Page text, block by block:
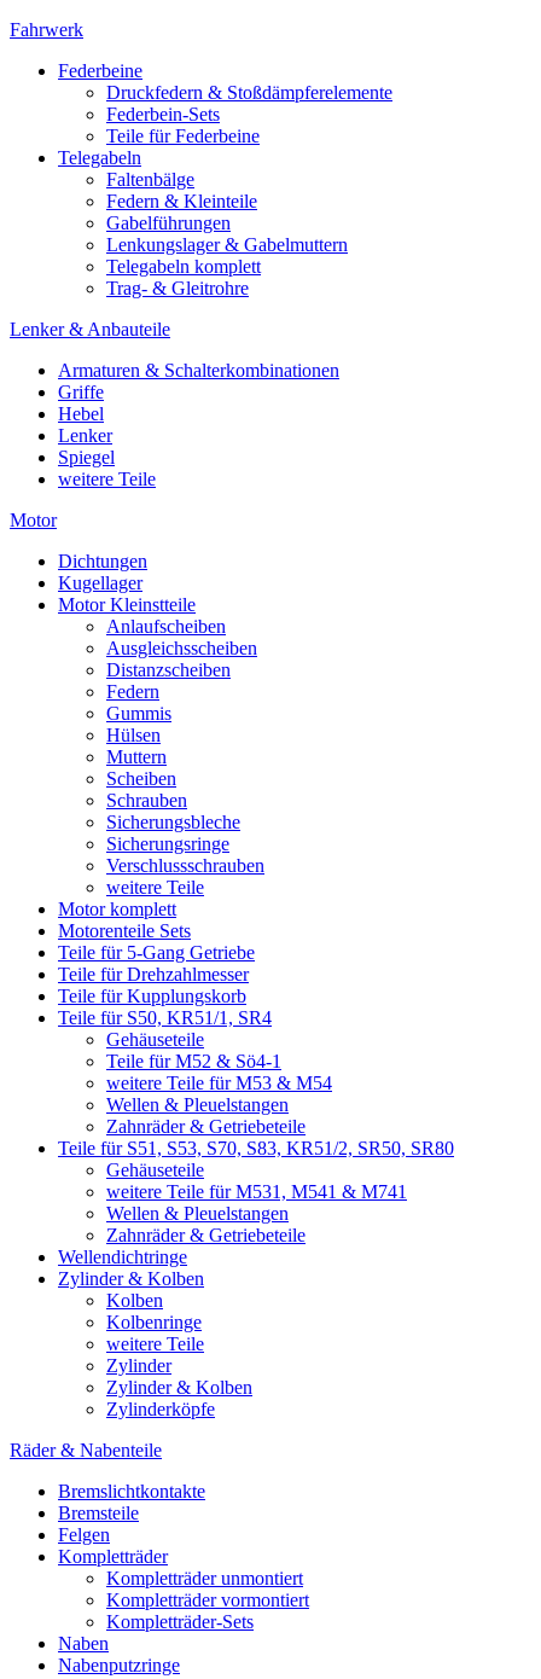
Fahrwerk
Federbeine
Druckfedern & Stoßdämpferelemente
Federbein-Sets
Teile für Federbeine
Telegabeln
Faltenbälge
Federn & Kleinteile
Gabelführungen
Lenkungslager & Gabelmuttern
Telegabeln komplett
Trag- & Gleitrohre
Lenker & Anbauteile
Armaturen & Schalterkombinationen
Griffe
Hebel
Lenker
Spiegel
weitere Teile
Motor
Dichtungen
Kugellager
Motor Kleinstteile
Anlaufscheiben
Ausgleichsscheiben
Distanzscheiben
Federn
Gummis
Hülsen
Muttern
Scheiben
Schrauben
Sicherungsbleche
Sicherungsringe
Verschlussschrauben
weitere Teile
Motor komplett
Motorenteile Sets
Teile für 5-Gang Getriebe
Teile für Drehzahlmesser
Teile für Kupplungskorb
Teile für S50, KR51/1, SR4
Gehäuseteile
Teile für M52 & Sö4-1
weitere Teile für M53 & M54
Wellen & Pleuelstangen
Zahnräder & Getriebeteile
Teile für S51, S53, S70, S83, KR51/2, SR50, SR80
Gehäuseteile
weitere Teile für M531, M541 & M741
Wellen & Pleuelstangen
Zahnräder & Getriebeteile
Wellendichtringe
Zylinder & Kolben
Kolben
Kolbenringe
weitere Teile
Zylinder
Zylinder & Kolben
Zylinderköpfe
Räder & Nabenteile
Bremslichtkontakte
Bremsteile
Felgen
Kompletträder
Kompletträder unmontiert
Kompletträder vormontiert
Kompletträder-Sets
Naben
Nabenputzringe